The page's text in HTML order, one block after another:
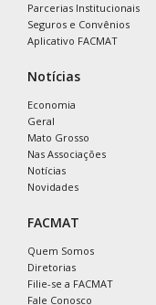
Parcerias Institucionais
Seguros e Convênios
Aplicativo FACMAT
Notícias
Economia
Geral
Mato Grosso
Nas Associações
Notícias
Novidades
FACMAT
Quem Somos
Diretorias
Filie-se a FACMAT
Fale Conosco